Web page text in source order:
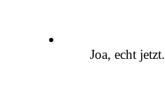
Joa, echt jetzt.